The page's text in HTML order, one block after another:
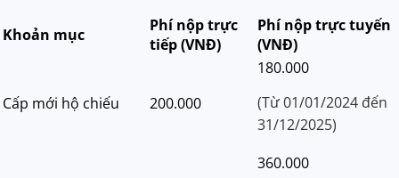
Khoản mục
Phí nộp trực
tiếp (VNĐ)
Phí nộp trực tuyến
(VNĐ)
Cấp mới hộ chiếu 200.000
180.000
(Từ 01/01/2024 đến
31/12/2025)
360.000